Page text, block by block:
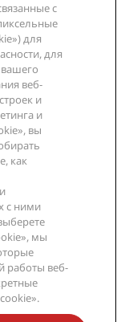
Rewards
с
для
для
веб-
и
и
вы
как
с ними
мы
работы веб-